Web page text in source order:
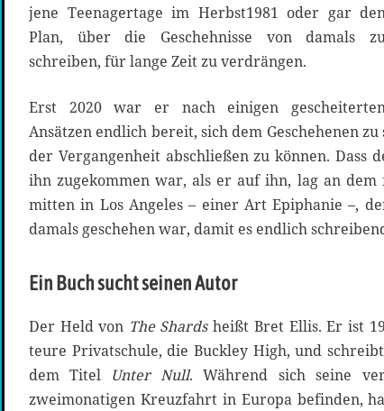
jene Teenagertage im Herbst1981 oder gar
Plan, über die Geschehnisse von damals
schreiben, für lange Zeit zu verdrängen.
Erst 2020 war er nach einigen
Ansätzen endlich bereit, sich dem Geschehenen
der Vergangenheit abschließen zu können. Dass
ihn zugekommen war, als er auf ihn, lag an
mitten in Los Angeles – einer Art Epiphanie –,
damals geschehen war, damit es endlich
Ein Buch sucht seinen Autor
Der Held von The Shardsheißt Bret Ellis. Er ist
teure Privatschule, die Buckley High, und
dem Titel Unter Null. Während sich seine
zweimonatigen Kreuzfahrt in Europa befinden,